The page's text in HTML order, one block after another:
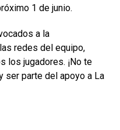
1 de junio.
a la
redes del equipo,
los jugadores. ¡No te
ser parte del apoyo a La